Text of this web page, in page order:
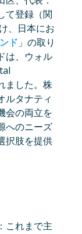
て登録（関
、日本にお
ド 」の取り
は、ウォル
ました。株
ルタナティ
会の両立を
へのニーズ
択肢を提供
これまで主